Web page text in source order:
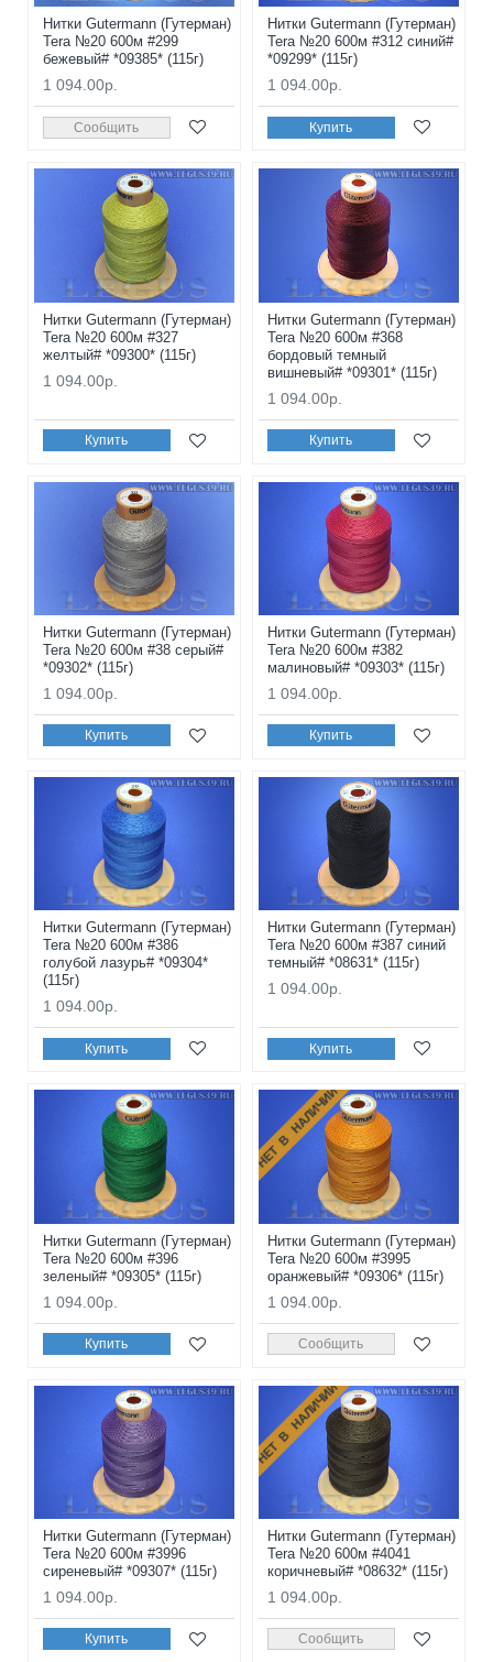
Нитки Gutermann (Гутерман)
Tera №20 600м #299
бежевый# *09385* (115г)
1 094.00р.
Сообщить
Нитки Gutermann (Гутерман)
Tera №20 600м #312 синий#
*09299* (115г)
1 094.00р.
Купить
Нитки Gutermann (Гутерман)
Tera №20 600м #327
желтый# *09300* (115г)
1 094.00р.
Купить
Нитки Gutermann (Гутерман)
Tera №20 600м #368
бордовый темный
вишневый# *09301* (115г)
1 094.00р.
Купить
Нитки Gutermann (Гутерман)
Tera №20 600м #38 серый#
*09302* (115г)
1 094.00р.
Купить
Нитки Gutermann (Гутерман)
Tera №20 600м #382
малиновый# *09303* (115г)
1 094.00р.
Купить
Нитки Gutermann (Гутерман)
Tera №20 600м #386
голубой лазурь# *09304*
(115г)
1 094.00р.
Купить
Нитки Gutermann (Гутерман)
Tera №20 600м #387 синий
темный# *08631* (115г)
1 094.00р.
Купить
Нитки Gutermann (Гутерман)
Tera №20 600м #396
зеленый# *09305* (115г)
1 094.00р.
Купить
НЕТ В НАЛИЧИИ
Нитки Gutermann (Гутерман)
Tera №20 600м #3995
оранжевый# *09306* (115г)
1 094.00р.
Сообщить
Нитки Gutermann (Гутерман)
Tera №20 600м #3996
сиреневый# *09307* (115г)
1 094.00р.
Купить
НЕТ В НАЛИЧИИ
Нитки Gutermann (Гутерман)
Tera №20 600м #4041
коричневый# *08632* (115г)
1 094.00р.
Сообщить